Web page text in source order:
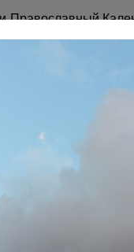
Православный
О